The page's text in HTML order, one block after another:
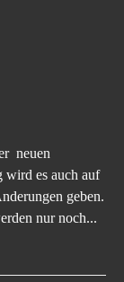
neuen
wird es auch auf
geben.
nur noch...